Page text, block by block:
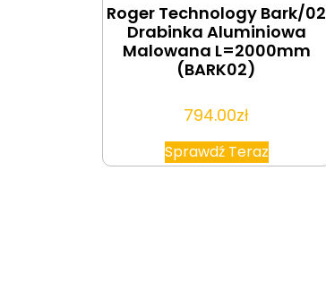
Roger Technology Bark/02
Drabinka Aluminiowa
Malowana L=2000mm
(BARK02)
794.00zł
Sprawdź Teraz